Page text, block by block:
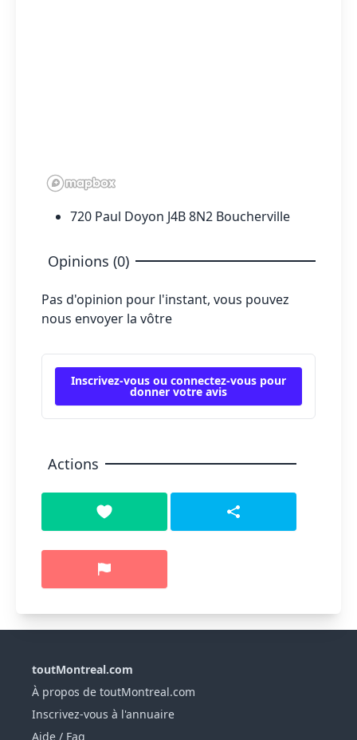
720 Paul Doyon J4B 8N2 Boucherville
Opinions (0)
Pas d'opinion pour l'instant, vous pouvez
nous envoyer la vôtre
Inscrivez-vous ou connectez-vous pour
donner votre avis
Actions
toutMontreal.com
À propos de toutMontreal.com
Inscrivez-vous à l'annuaire
Aide / Faq